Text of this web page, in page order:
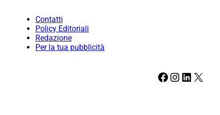
Contatti
Policy Editoriali
Redazione
Per la tua pubblicità
Facebook Instagram LinkedIn X